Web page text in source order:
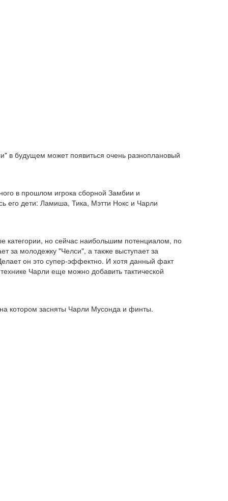
в будущем может появиться очень разноплановый
в прошлом игрока сборной Замбии и
его дети: Ламиша, Тика, Мэтти Нокс и Чарли
категории, но сейчас наибольшим потенциалом, по
за молодежку "Челси", а также выступает за
он это супер-эффектно. И хотя данный факт
Чарли еще можно добавить тактической
котором засняты Чарли Мусонда и финты.